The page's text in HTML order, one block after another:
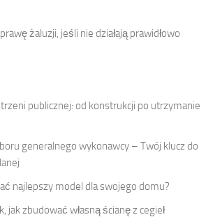
żaluzji, jeśli nie działają prawidłowo
publicznej: od konstrukcji po utrzymanie
generalnego wykonawcy – Twój klucz do
najlepszy model dla swojego domu?
jak zbudować własną ścianę z cegieł